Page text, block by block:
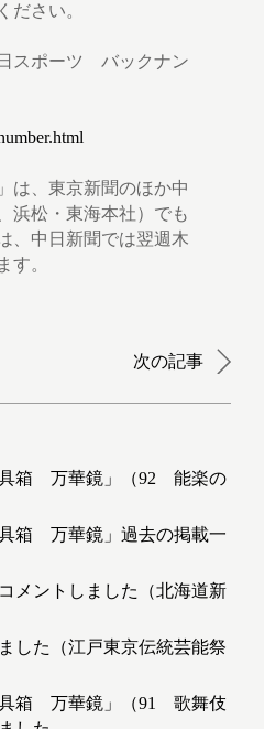
ださい。
スポーツ バックナン
は、東京新聞のほか中
浜松・東海本社）でも
、中日新聞では翌週木
す。
次の記事
具箱 万華鏡」（92 能楽の
箱 万華鏡」過去の掲載一
メントしました（北海道新
した（江戸東京伝統芸能祭
具箱 万華鏡」（91 歌舞伎